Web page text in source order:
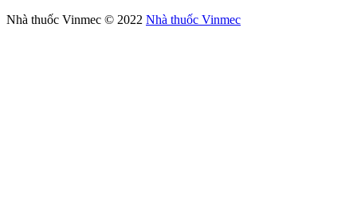
Nhà thuốc Vinmec © 2022 Nhà thuốc Vinmec